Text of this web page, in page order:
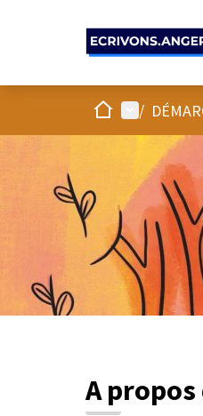
AccueilMenu
/
A